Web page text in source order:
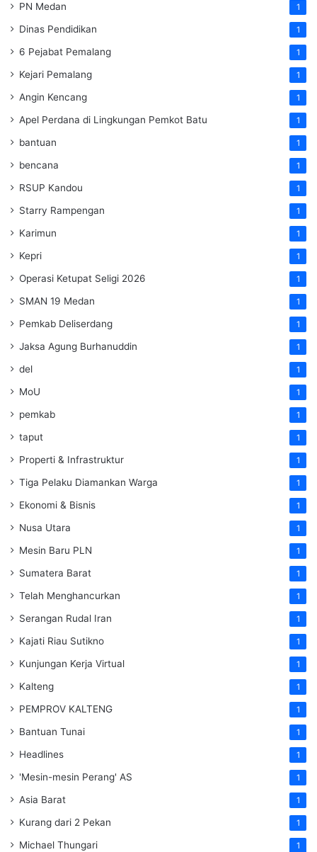
PN Medan 1
Dinas Pendidikan 1
6 Pejabat Pemalang 1
Kejari Pemalang 1
Angin Kencang 1
Apel Perdana di Lingkungan Pemkot Batu 1
bantuan 1
bencana 1
RSUP Kandou 1
Starry Rampengan 1
Karimun 1
Kepri 1
Operasi Ketupat Seligi 2026 1
SMAN 19 Medan 1
Pemkab Deliserdang 1
Jaksa Agung Burhanuddin 1
del 1
MoU 1
pemkab 1
taput 1
Properti & Infrastruktur 1
Tiga Pelaku Diamankan Warga 1
Ekonomi & Bisnis 1
Nusa Utara 1
Mesin Baru PLN 1
Sumatera Barat 1
Telah Menghancurkan 1
Serangan Rudal Iran 1
Kajati Riau Sutikno 1
Kunjungan Kerja Virtual 1
Kalteng 1
PEMPROV KALTENG 1
Bantuan Tunai 1
Headlines 1
'Mesin-mesin Perang' AS 1
Asia Barat 1
Kurang dari 2 Pekan 1
Michael Thungari 1